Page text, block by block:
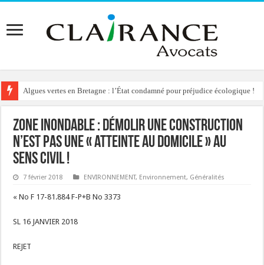
Algues vertes en Bretagne : l’État condamné pour préjudice écologique !
Zone inondable : démolir une construction
n’est pas une « atteinte au domicile » au
sens civil !
7 février 2018 ENVIRONNEMENT, Environnement, Généralités
« No F 17-81.884 F-P+B No 3373
SL 16 JANVIER 2018
REJET